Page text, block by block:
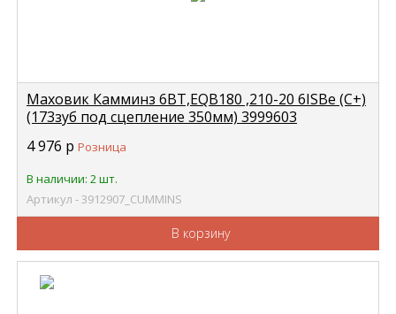
Маховик Камминз 6BT,EQB180 ,210-20 6ISBe (С+)
(173зуб под сцепление 350мм) 3999603
4 976 р Розница
В наличии: 2 шт.
Артикул - 3912907_CUMMINS
В корзину